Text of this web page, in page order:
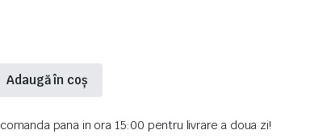
Adaugă în coș
comanda pana in ora 15:00 pentru livrare a doua zi!